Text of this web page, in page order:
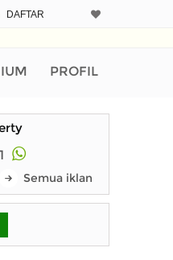
DAFTAR
PROFILPinjaman (PIN)
pada kotak-
Semua iklan